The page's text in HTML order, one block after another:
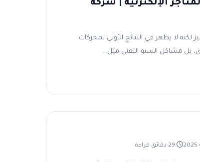
الإلكترنية | شركة
لا يظهر في النتائج الأولى لمحركات
بل مشاكل السيو التقني مثل...